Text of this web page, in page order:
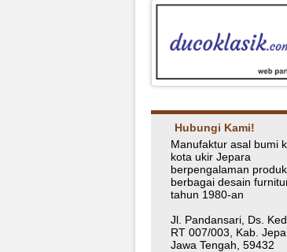
Hubungi Kami!
Manufaktur asal bumi
kota ukir Jepara
berpengalaman
berbagai desain
tahun 1980-an
Jl. Pandansari, Ds.
RT 007/003, Kab.
Jawa Tengah, 59432